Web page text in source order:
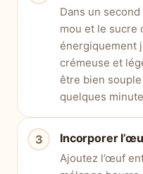
Dans un
mou et le sucre
énergiquement
crémeuse et
être bien
quelques
Incorporer
Ajoutez l’œuf